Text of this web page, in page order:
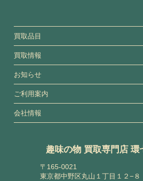
買取品目
買取情報
お知らせ
ご利用案内
会社情報
趣味の物 買取専門店 環
〒165-0021
東京都中野区丸山１丁目１２−８